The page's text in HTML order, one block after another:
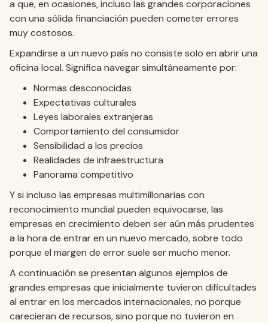
a que, en ocasiones, incluso las grandes corporaciones
con una sólida financiación pueden cometer errores
muy costosos.
Expandirse a un nuevo país no consiste solo en abrir una
oficina local. Significa navegar simultáneamente por:
Normas desconocidas
Expectativas culturales
Leyes laborales extranjeras
Comportamiento del consumidor
Sensibilidad a los precios
Realidades de infraestructura
Panorama competitivo
Y si incluso las empresas multimillonarias con
reconocimiento mundial pueden equivocarse, las
empresas en crecimiento deben ser aún más prudentes
a la hora de entrar en un nuevo mercado, sobre todo
porque el margen de error suele ser mucho menor.
A continuación se presentan algunos ejemplos de
grandes empresas que inicialmente tuvieron dificultades
al entrar en los mercados internacionales, no porque
carecieran de recursos, sino porque no tuvieron en